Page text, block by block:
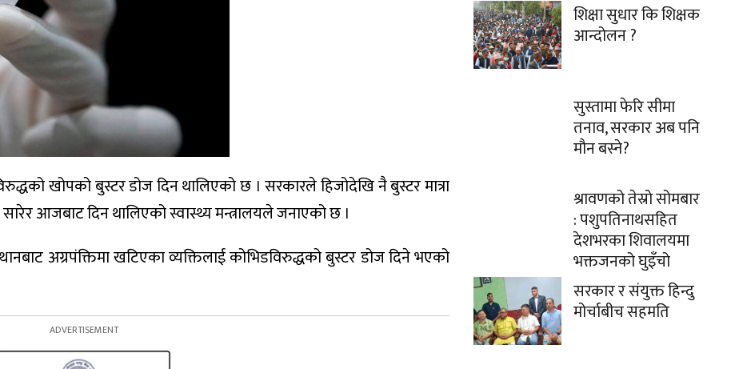
खोपको बुस्टर डोज दिन थालिएको छ । सरकारले हिजोदेखि नै बुस्टर मात्रा
आजबाट दिन थालिएको स्वास्थ्य मन्त्रालयले जनाएको छ ।
अग्रपंक्तिमा खटिएका व्यक्तिलाई कोभिडविरुद्धको बुस्टर डोज दिने भएको
शिक्षा सुधार कि शिक्षक
आन्दोलन ?
सुस्तामा फेरि सीमा
तनाव, सरकार अब पनि
मौन बस्ने?
श्रावणको तेस्रो सोमबार
: पशुपतिनाथसहित
देशभरका शिवालयमा
भक्तजनको घुइँचो
सरकार र संयुक्त हिन्दु
मोर्चाबीच सहमति